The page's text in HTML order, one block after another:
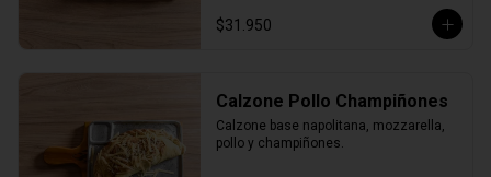
$31.950
Calzone Pollo Champiñones
Calzone base napolitana, mozzarella,
pollo y champiñones.